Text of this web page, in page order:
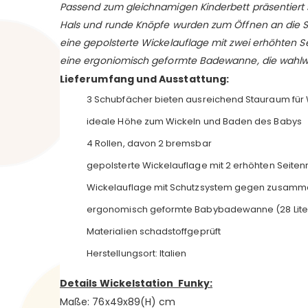
Passend zum gleichnamigen Kinderbett
Hals und runde Knöpfe wurden zum Öffnen an die
eine gepolsterte Wickelauflage mit zwei erhöhten
eine ergoniomisch geformte Badewanne, die
Lieferumfang und Ausstattung:
3 Schubfächer bieten ausreichend Stauraum für
ideale Höhe zum Wickeln und Baden des Babys
4 Rollen, davon 2 bremsbar
gepolsterte Wickelauflage mit 2 erhöhten
Wickelauflage mit Schutzsystem gegen
ergonomisch geformte Babybadewanne (28
Materialien schadstoffgeprüft
Herstellungsort: Italien
Details Wickelstation Funky:
Maße: 76x49x89(H) cm